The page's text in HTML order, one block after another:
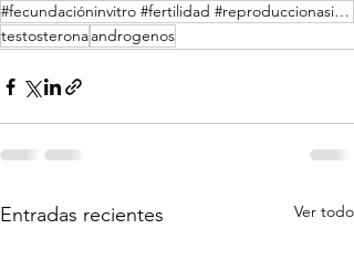
#fecundacióninvitro #fertilidad #reproduccionasistida #ginecologia #embarazo #ginecologas #fiv
testosteronaandrogenos
Entradas recientes Ver todo